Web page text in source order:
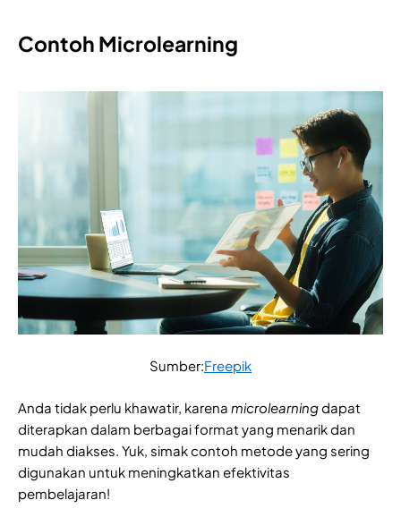
Contoh Microlearning
Sumber:Freepik
Anda tidak perlu khawatir, karena microlearningdapat
diterapkan dalam berbagai format yang menarik dan
mudah diakses. Yuk, simak contoh metode yang sering
digunakan untuk meningkatkan efektivitas
pembelajaran!